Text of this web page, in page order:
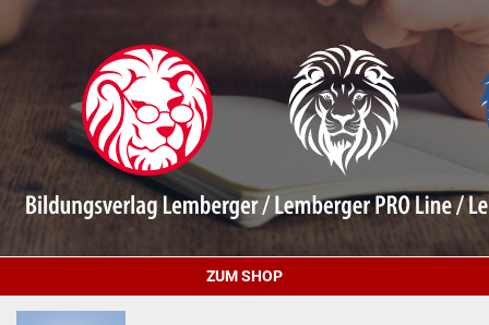
ZUM SHOP